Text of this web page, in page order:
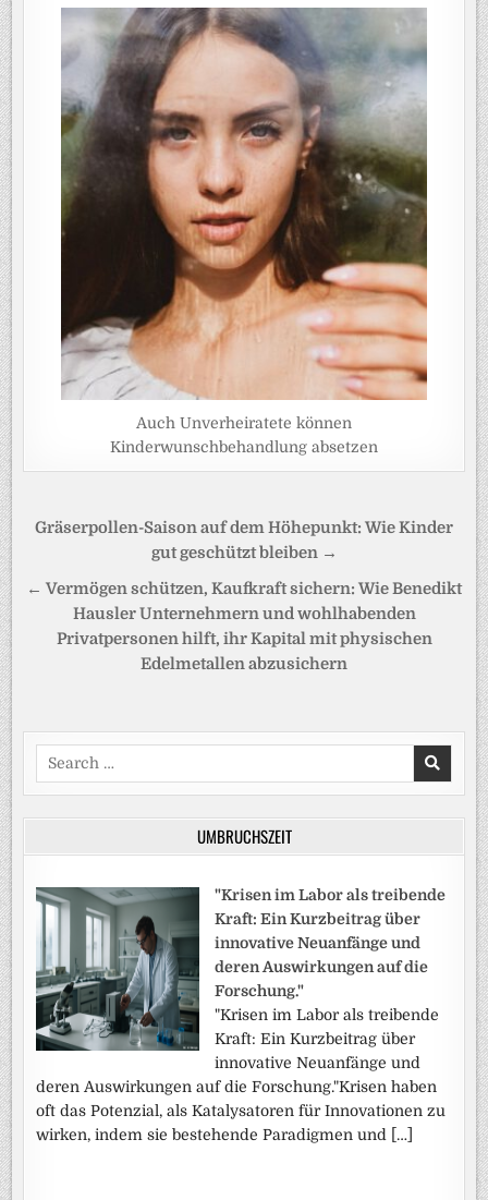
Auch Unverheiratete können
Kinderwunschbehandlung absetzen
Beitragsnavigation
Gräserpollen-Saison auf dem Höhepunkt: Wie Kinder
gut geschützt bleiben →
← Vermögen schützen, Kaufkraft sichern: Wie Benedikt
Hausler Unternehmern und wohlhabenden
Privatpersonen hilft, ihr Kapital mit physischen
Edelmetallen abzusichern
Search
for:
UMBRUCHSZEIT
"Krisen im Labor als treibende
Kraft: Ein Kurzbeitrag über
innovative Neuanfänge und
deren Auswirkungen auf die
Forschung."
"Krisen im Labor als treibende
Kraft: Ein Kurzbeitrag über
innovative Neuanfänge und
deren Auswirkungen auf die Forschung."Krisen haben
oft das Potenzial, als Katalysatoren für Innovationen zu
wirken, indem sie bestehende Paradigmen und […]